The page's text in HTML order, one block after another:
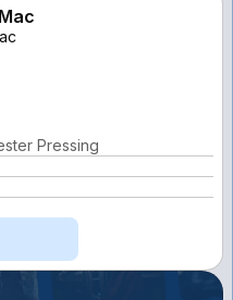
Pressing